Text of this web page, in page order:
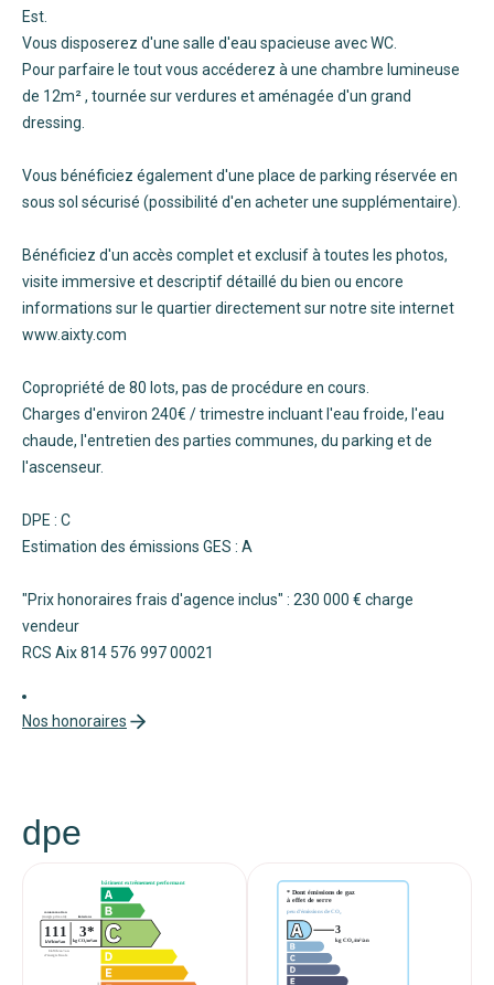
Est.
Vous disposerez d'une salle d'eau spacieuse avec WC.
Pour parfaire le tout vous accéderez à une chambre lumineuse
de 12m² , tournée sur verdures et aménagée d'un grand
dressing.
Vous bénéficiez également d'une place de parking réservée en
sous sol sécurisé (possibilité d'en acheter une supplémentaire).
Bénéficiez d'un accès complet et exclusif à toutes les photos,
visite immersive et descriptif détaillé du bien ou encore
informations sur le quartier directement sur notre site internet
www.aixty.com
Copropriété de 80 lots, pas de procédure en cours.
Charges d'environ 240€ / trimestre incluant l'eau froide, l'eau
chaude, l'entretien des parties communes, du parking et de
l'ascenseur.
DPE : C
Estimation des émissions GES : A
"Prix honoraires frais d'agence inclus" : 230 000 € charge
vendeur
RCS Aix 814 576 997 00021
Nos honoraires
dpe